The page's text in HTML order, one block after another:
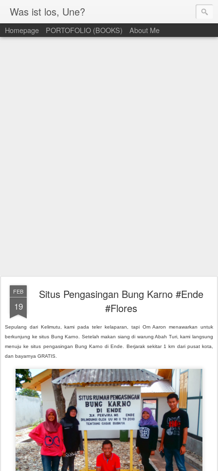
Was ist los, Une?
Homepage PORTOFOLIO (BOOKS) About Me
FEB
19
Situs Pengasingan Bung Karno #Ende
#Flores
Sepulang dari Kelimutu, kami pada teler kelaparan, tapi Om Aaron menawarkan untuk
berkunjung ke situs Bung Karno. Setelah makan siang di warung Abah Turi, kami langsung
menuju ke situs pengasingan Bung Karno di Ende. Berjarak sekitar 1 km dari pusat kota,
dan bayarnya GRATIS.